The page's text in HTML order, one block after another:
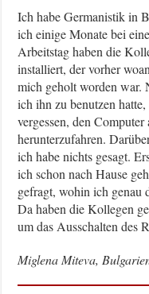
Ich habe Germanistik in
ich einige Monate bei
Arbeitstag haben die
installiert, der vorher
mich geholt worden war.
ich ihn zu benutzen
vergessen, den
herunterzufahren.
ich habe nichts gesagt.
ich schon nach Hause
gefragt, wohin ich genau
Da haben die Kollegen
um das Ausschalten des
Miglena Miteva,